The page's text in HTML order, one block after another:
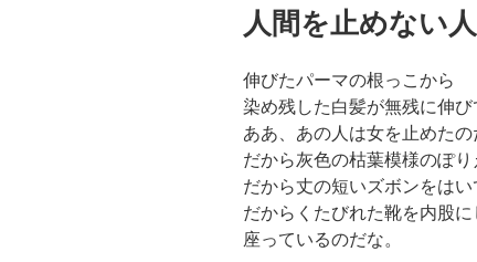
日:
人間を止めない人
伸びたパーマの根っこから
染め残した白髪が無残に伸び
ああ、あの人は女を止めたの
だから灰色の枯葉模様のぽ
だから丈の短いズボンをはい
だからくたびれた靴を内股に
座っているのだな。